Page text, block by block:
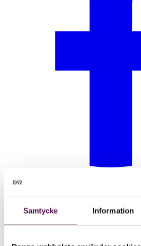
Samtycke Information